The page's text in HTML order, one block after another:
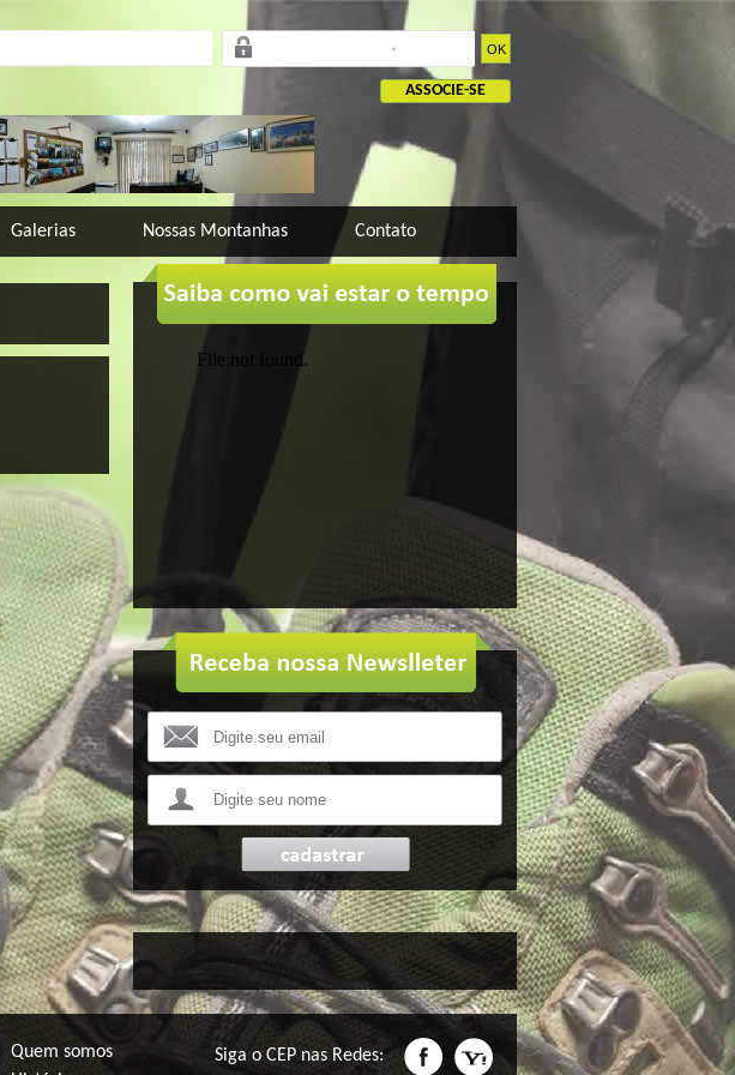
OK
ASSOCIE-SE
Galerias Nossas Montanhas Contato
Siga o CEP nas Redes:
Quem somos